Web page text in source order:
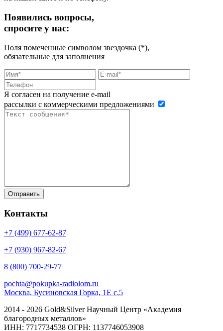
Появились вопросы,
спросите у нас:
Поля помеченные символом звездочка (*),
обязательные для заполнения
Я согласен на получение e-mail
рассылки с коммерческими предложениями
Контакты
+7 (499) 677-62-87
+7 (930) 967-82-67
8 (800) 700-29-77
pochta@pokupka-radiolom.ru
Москва, Бусиновская Горка, 1Е с.5
2014 - 2026 Gold&Silver Научный Центр «Академия
благородных металлов»
ИНН: 7717734538 ОГРН: 1137746053908